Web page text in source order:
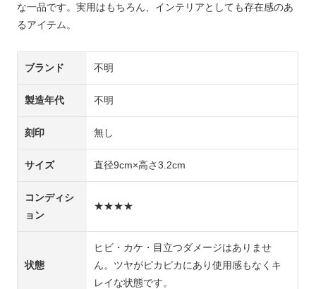
な一品です。実用はもちろん、インテリアとしても存在感のあ
るアイテム。
ブランド 不明
製造年代 不明
刻印 無し
サイズ 直径9cm×高さ3.2cm
コンディシ
ョン
★★★★
状態
ヒビ・カケ・目立つダメージはありませ
ん。ツヤがピカピカにあり使用感もなくキ
レイな状態です。